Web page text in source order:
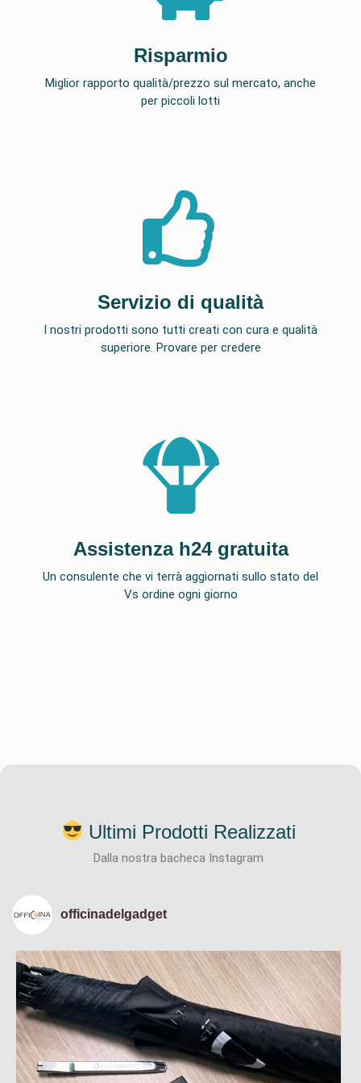
Risparmio
Miglior rapporto qualità/prezzo sul mercato, anche
per piccoli lotti
Servizio di qualità
I nostri prodotti sono tutti creati con cura e qualità
superiore. Provare per credere
Assistenza h24 gratuita
Un consulente che vi terrà aggiornati sullo stato del
Vs ordine ogni giorno
Ultimi Prodotti Realizzati
Dalla nostra bacheca Instagram
officinadelgadget